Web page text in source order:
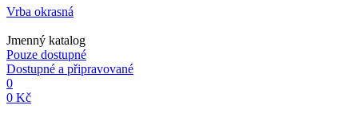
Vrba okrasná
Jmenný katalog
Pouze dostupné
Dostupné a připravované
0
0 Kč